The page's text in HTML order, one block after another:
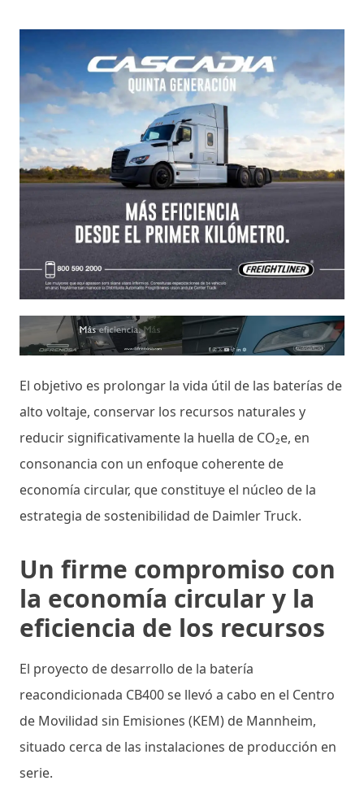
El objetivo es prolongar la vida útil de las baterías de
alto voltaje, conservar los recursos naturales y
reducir significativamente la huella de CO₂e, en
consonancia con un enfoque coherente de
economía circular, que constituye el núcleo de la
estrategia de sostenibilidad de Daimler Truck.
Un firme compromiso con
la economía circular y la
eficiencia de los recursos
El proyecto de desarrollo de la batería
reacondicionada CB400 se llevó a cabo en el Centro
de Movilidad sin Emisiones (KEM) de Mannheim,
situado cerca de las instalaciones de producción en
serie.